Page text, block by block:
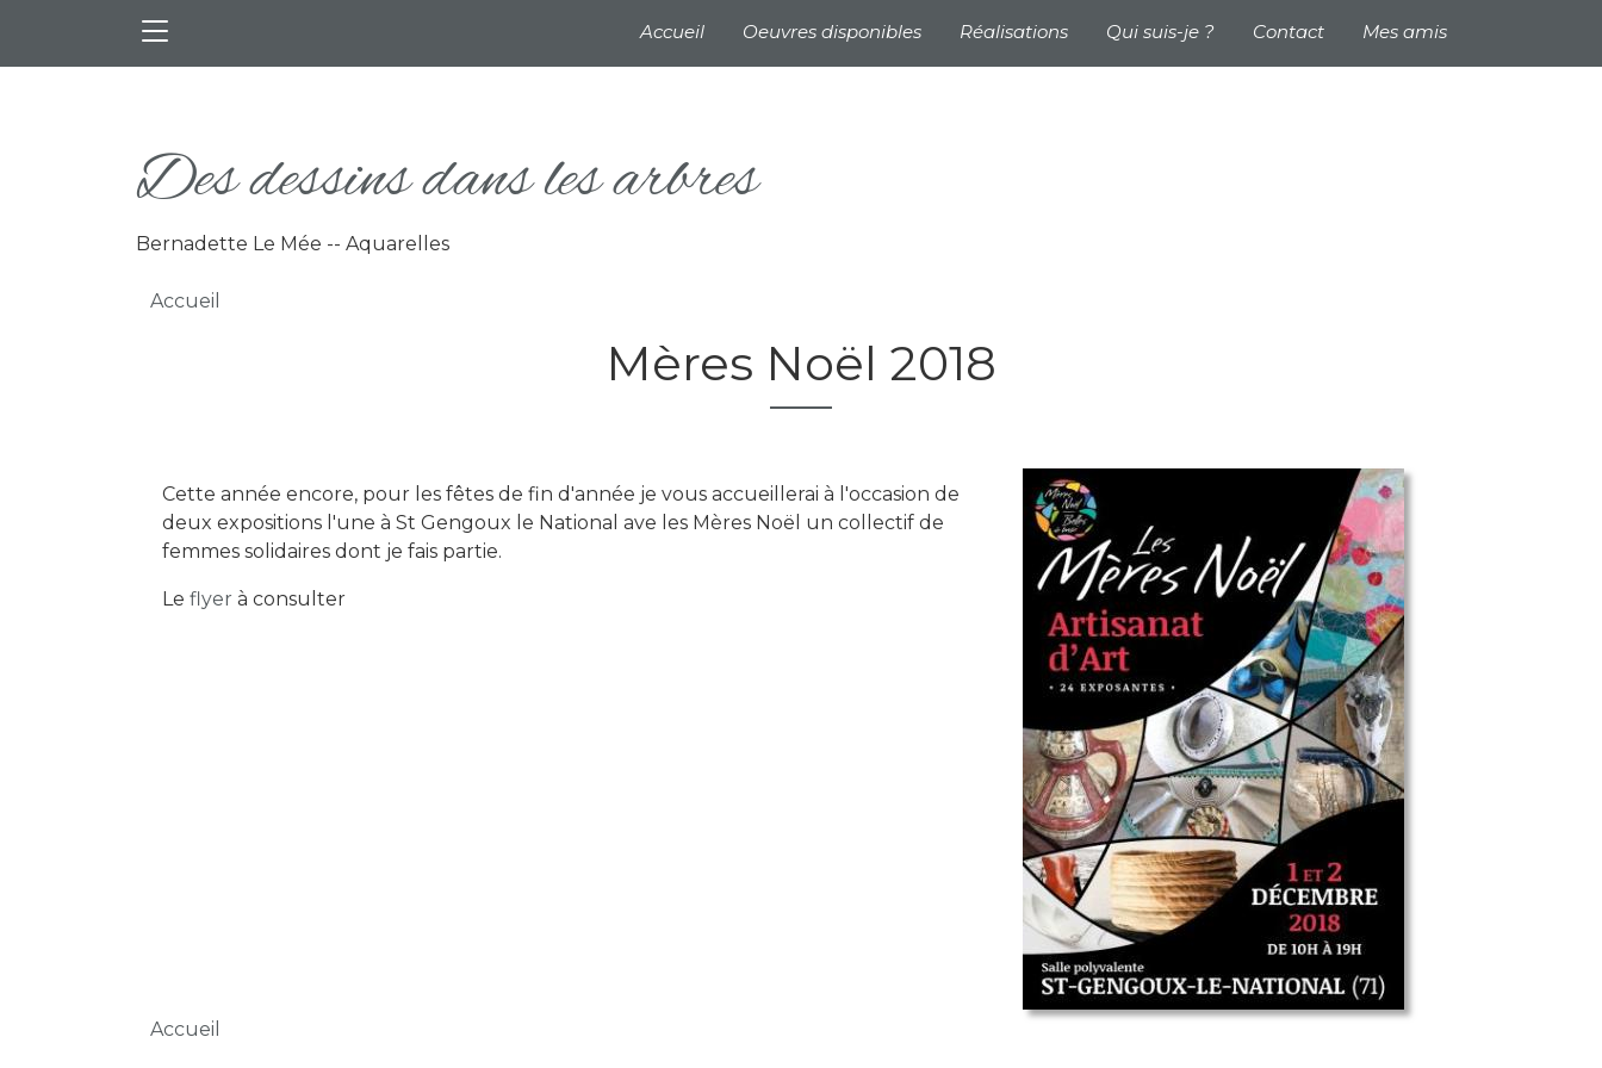
Navigation principale header
Accueil Oeuvres disponibles Réalisations Qui suis-je ? Contact Mes amis
Des dessins dans les arbres
Bernadette Le Mée -- Aquarelles
Fil d'Ariane
Accueil
Mères Noël 2018
Cette année encore, pour les fêtes de fin d'année je vous accueillerai à l'occasion de
deux expositions l'une à St Gengoux le National ave les Mères Noël un collectif de
femmes solidaires dont je fais partie.
Le flyer à consulter
Fil d'Ariane
Accueil